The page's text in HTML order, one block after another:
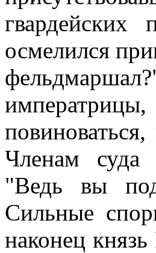
осмелился
Членам суда
"Ведь вы
Сильные
наконец